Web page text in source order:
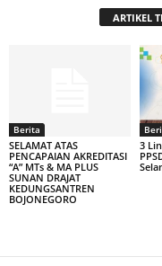
ARTIKEL
Berita
SELAMAT ATAS
PENCAPAIAN AKREDITASI
“A” MTs & MA PLUS
SUNAN DRAJAT
KEDUNGSANTREN
BOJONEGORO
3